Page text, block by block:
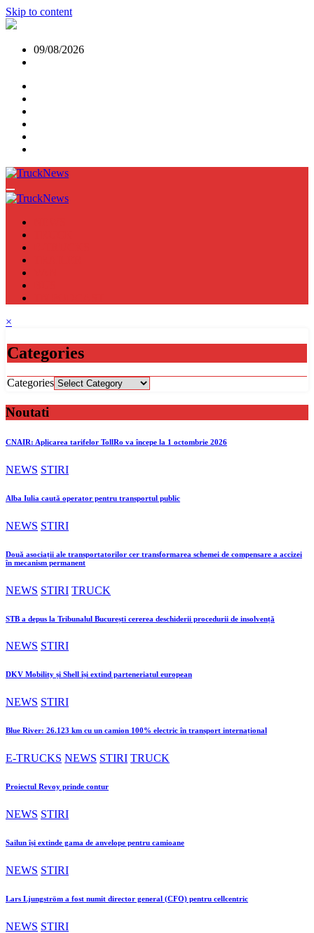
Skip to content
09/08/2026
×
Categories
Categories
Noutati
CNAIR: Aplicarea tarifelor TollRo va începe la 1 octombrie 2026
NEWS STIRI
Alba Iulia caută operator pentru transportul public
NEWS STIRI
Două asociații ale transportatorilor cer transformarea schemei de compensare a accizei
în mecanism permanent
NEWS STIRI TRUCK
STB a depus la Tribunalul București cererea deschiderii procedurii de insolvență
NEWS STIRI
DKV Mobility și Shell își extind parteneriatul european
NEWS STIRI
Blue River: 26.123 km cu un camion 100% electric în transport internațional
E-TRUCKS NEWS STIRI TRUCK
Proiectul Revoy prinde contur
NEWS STIRI
Sailun își extinde gama de anvelope pentru camioane
NEWS STIRI
Lars Ljungström a fost numit director general (CFO) pentru cellcentric
NEWS STIRI